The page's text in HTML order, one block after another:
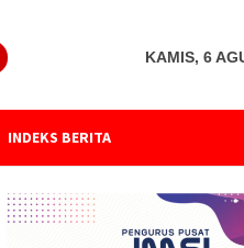
KAMIS, 6
INDEKS BERITA